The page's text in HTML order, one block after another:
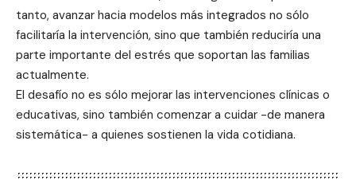
tanto, avanzar hacia modelos más integrados no sólo
facilitaría la intervención, sino que también reduciría una
parte importante del estrés que soportan las familias
actualmente.
El desafío no es sólo mejorar las intervenciones clínicas o
educativas, sino también comenzar a cuidar -de manera
sistemática- a quienes sostienen la vida cotidiana.